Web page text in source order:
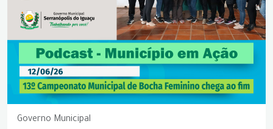
Governo Municipal